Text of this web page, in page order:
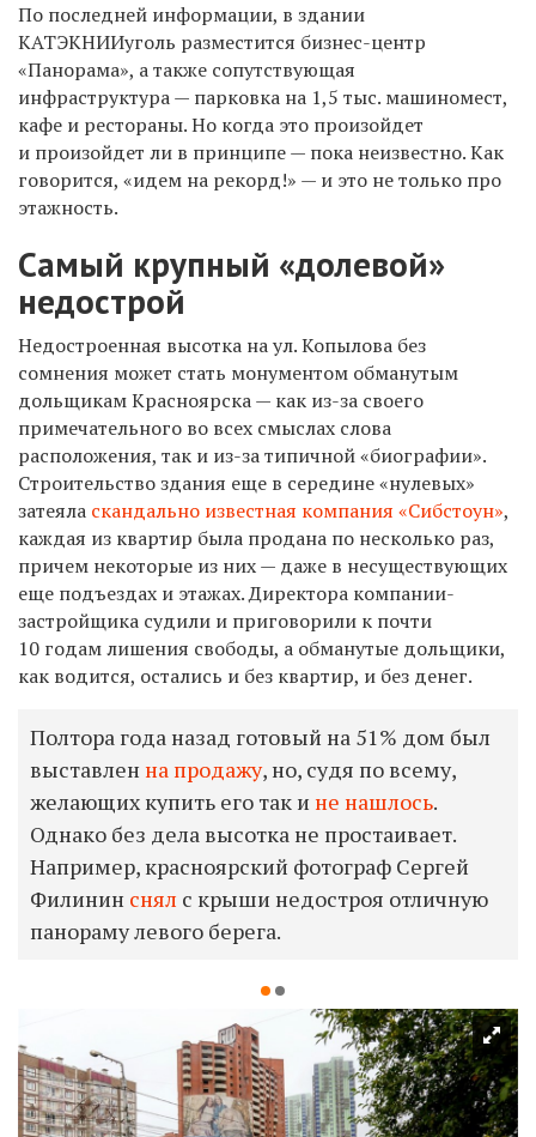
По последней информации, в здании
КАТЭКНИИуголь разместится бизнес-центр
«Панорама», а также сопутствующая
инфраструктура — парковка на 1,5 тыс. машиномест,
кафе и рестораны. Но когда это произойдет
и произойдет ли в принципе — пока неизвестно. Как
говорится, «идем на рекорд!» — и это не только про
этажность.
Самый крупный «долевой»
недострой
Недостроенная высотка на ул. Копылова без
сомнения может стать монументом обманутым
дольщикам Красноярска — как из-за своего
примечательного во всех смыслах слова
расположения, так и из-за типичной «биографии».
Строительство здания еще в середине «нулевых»
затеяла скандально известная компания «Сибстоун»,
каждая из квартир была продана по несколько раз,
причем некоторые из них — даже в несуществующих
еще подъездах и этажах. Директора компании-
застройщика судили и приговорили к почти
10 годам лишения свободы, а обманутые дольщики,
как водится, остались и без квартир, и без денег.
Полтора года назад готовый на 51% дом был
выставлен на продажу, но, судя по всему,
желающих купить его так и не нашлось.
Однако без дела высотка не простаивает.
Например, красноярский фотограф Сергей
Филинин снял с крыши недостроя отличную
панораму левого берега.